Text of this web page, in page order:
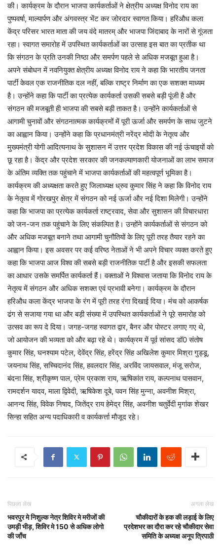
की। कार्यक्रम के दौरान भाजपा कार्यकर्ताओं ने क्षेत्रीय अध्यक्ष विनोद राय का
पुष्पवर्षा, माल्यार्पण और अंगवस्त्र भेंट कर जोरदार स्वागत किया। हरिऔध कला
केंद्र परिसर भारत माता की जय वंदे मातरम् और भाजपा जिंदाबाद के नारों से गूंजता
रहा। स्वागत समारोह में उपस्थित कार्यकर्ताओं का उत्साह इस बात का प्रतीक था
कि संगठन के प्रति उनकी निष्ठा और समर्पण पहले से अधिक मजबूत हुआ है।
अपने संबोधन में नवनियुक्त क्षेत्रीय अध्यक्ष विनोद राय ने कहा कि भारतीय जनता
पार्टी केवल एक राजनीतिक दल नहीं, बल्कि राष्ट्र निर्माण का एक सशक्त माध्यम
है। उन्होंने कहा कि पार्टी का प्रत्येक कार्यकर्ता उसकी सबसे बड़ी पूंजी है और
संगठन की मजबूती ही भाजपा की सबसे बड़ी ताकत है। उन्होंने कार्यकर्ताओं से
आगामी चुनावों और संगठनात्मक कार्यक्रमों में पूरी ऊर्जा और समर्पण के साथ जुटने
का आह्वान किया। उन्होंने कहा कि प्रधानमंत्री नरेंद्र मोदी के नेतृत्व और
मुख्यमंत्री योगी आदित्यनाथ के सुशासन में उत्तर प्रदेश विकास की नई ऊंचाइयों को
छू रहा है। केंद्र और प्रदेश सरकार की जनकल्याणकारी योजनाओं का लाभ समाज
के अंतिम व्यक्ति तक पहुंचाने में भाजपा कार्यकर्ताओं की महत्वपूर्ण भूमिका है।
कार्यक्रम की अध्यक्षता करते हुए जिलाध्यक्ष ध्रुव कुमार सिंह ने कहा कि विनोद राय
के नेतृत्व में गोरखपुर क्षेत्र में संगठन को नई ऊर्जा और नई दिशा मिलेगी। उन्होंने
कहा कि भाजपा का प्रत्येक कार्यकर्ता राष्ट्रवाद, सेवा और सुशासन की विचारधारा
को जन-जन तक पहुंचाने के लिए संकल्पित है। उन्होंने कार्यकर्ताओं से संगठन को
और अधिक मजबूत बनाने तथा आगामी चुनौतियों के लिए पूरी तरह तैयार रहने का
आह्वान किया। इस अवसर पर कई वरिष्ठ नेताओं ने भी अपने विचार व्यक्त करते हुए
कहा कि भाजपा आज विश्व की सबसे बड़ी राजनीतिक पार्टी है और इसकी सफलता
का आधार उसके समर्पित कार्यकर्ता हैं। वक्ताओं ने विश्वास जताया कि विनोद राय के
नेतृत्व में संगठन और अधिक सशक्त एवं प्रभावी बनेगा। कार्यक्रम के दौरान
हरिऔध कला केंद्र भाजपा के रंग में पूरी तरह रंगा दिखाई दिया। मंच को आकर्षक
ढंग से सजाया गया था और बड़ी संख्या में उपस्थित कार्यकर्ताओं ने पूरे समारोह को
उत्सव का रूप दे दिया। जगह-जगह स्वागत द्वार, बैनर और पोस्टर लगाए गए थे,
जो आयोजन की भव्यता को और बढ़ा रहे थे। कार्यक्रम में पूर्व सांसद डॉ0 संतोष
कुमार सिंह, घनश्याम पटेल, देवेंद्र सिंह, हरेंद्र सिंह अखिलेश कुमार मिश्रा गुड्डू,
जयनाथ सिंह, सच्चिदानंद सिंह, हवलदार सिंह, अरविंद जायसवाल, मंजू सरोज,
बंदना सिंह, श्रीकृष्ण पाल, प्रेम प्रकाश राय, ऋषिकांत राय, कल्पनाथ पासवान,
रामदर्शन यादव, माला द्विवेदी, ऋषिकेश दूबे, पवन सिंह मुन्ना, अवनीश मिश्रा,
आनन्द सिंह, विवेक निषाद, जितेंद्र राय हेमेद्र सिंह, अवनीश चतुर्वेदी मृगांक शेखर
सिन्हा सहित अन्य पदाधिकारी व कार्यकर्त्ता मौजूद रहे।
पिछला लेख
भवरपुर मे निशुल्क नेत्र शिविर मे मरीजों की
उमड़ी भीड़, शिविर मे 150 से अधिक लोगो
की जाँच
अगला लेख
चौकीदारों के हक की लड़ाई के लिए
प्रदेशभर का दौरा कर रहे चौकीदार सेवा
समिति के अध्यक्ष अनूप त्रिपाठी